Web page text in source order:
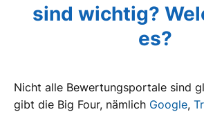
sind wichtig?
es?
Nicht alle Bewertungsportale sind
gibt die Big Four, nämlich Google,